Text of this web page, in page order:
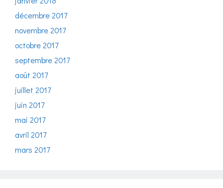
décembre 2017
novembre 2017
octobre 2017
septembre 2017
août 2017
juillet 2017
juin 2017
mai 2017
avril 2017
mars 2017